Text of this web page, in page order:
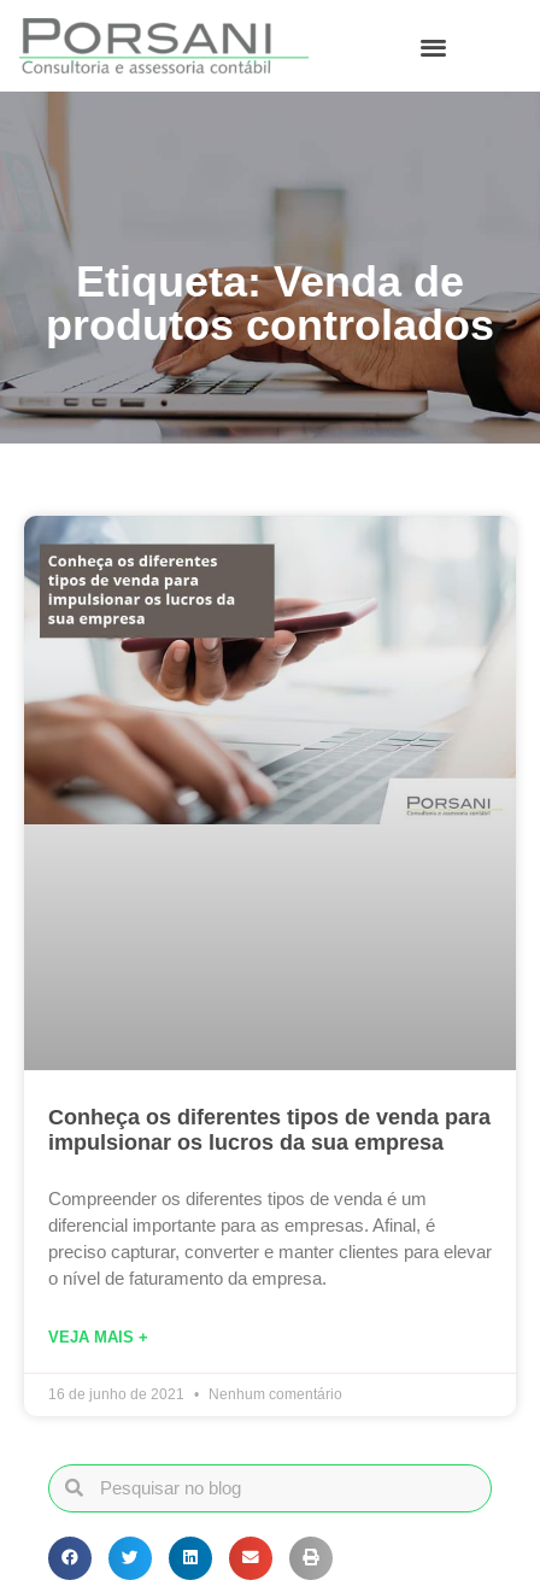
Etiqueta: Venda de
produtos controlados
Conheça os diferentes tipos de venda para
impulsionar os lucros da sua empresa
Compreender os diferentes tipos de venda é um
diferencial importante para as empresas. Afinal, é
preciso capturar, converter e manter clientes para elevar
o nível de faturamento da empresa.
VEJA MAIS +
16 de junho de 2021 Nenhum comentário